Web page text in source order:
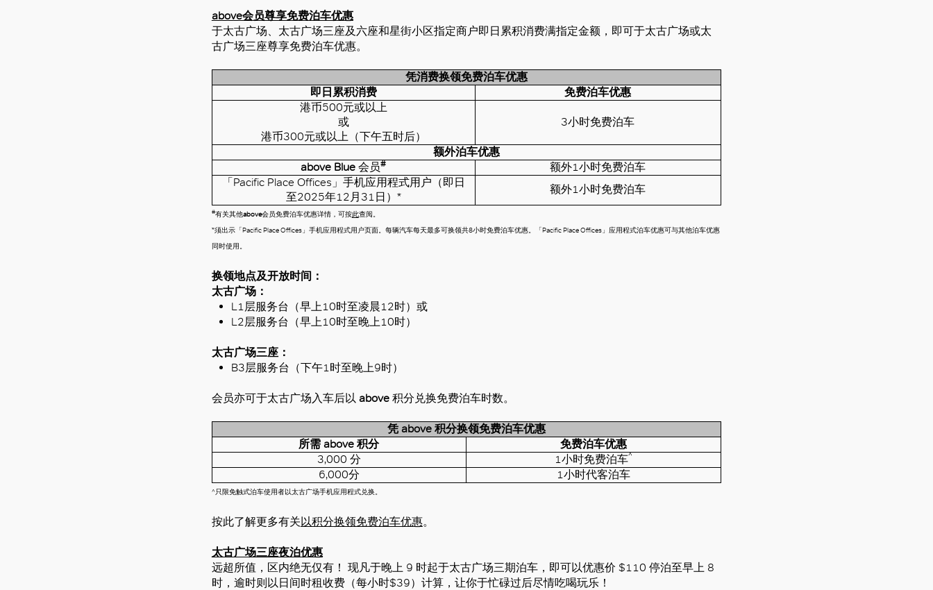
above会员尊享免费泊车优惠
于太古广场、太古广场三座及六座和星街小区指定商户即日累积消费满指定金额，即可于太古广场或太
古广场三座尊享免费泊车优惠。
凭消费换领免费泊车优惠
即日累积消费
免费泊车优惠
港币500元或以上
或
港币300元或以上（下午五时后）
3小时免费泊车
额外泊车优惠
above Blue 会员#
额外1小时免费泊车
「Pacific Place Offices」手机应用程式用户（即日
至2025年12月31日）*
额外1小时免费泊车
#有关其他above会员免费泊车优惠详情，可按此查阅。
*须出示「Pacific Place Offices」手机应用程式用户页面。每辆汽车每天最多可换领共8小时免费泊车优惠。「Pacific Place Offices」应用程式泊车优惠可与其他泊车优惠
同时使用。
换领地点及开放时间：
太古广场：
L1层服务台（早上10时至凌晨12时）或
L2层服务台（早上10时至晚上10时）
太古广场三座：
B3层服务台（下午1时至晚上9时）
会员亦可于太古广场入车后以 above 积分兑换免费泊车时数。
凭 above 积分换领免费泊车优惠
所需above积分
免费泊车优惠
3,000 分
1小时免费泊车^
6,000分 1小时代客泊车
^只限免触式泊车使用者以太古广场手机应用程式兑换。
按此了解更多有关以积分换领免费泊车优惠。
太古广场三座夜泊优惠
远超所值，区内绝无仅有！ 现凡于晚上 9 时起于太古广场三期泊车，即可以优惠价 $110 停泊至早上 8
时，逾时则以日间时租收费（每小时$39）计算，让你于忙碌过后尽情吃喝玩乐！